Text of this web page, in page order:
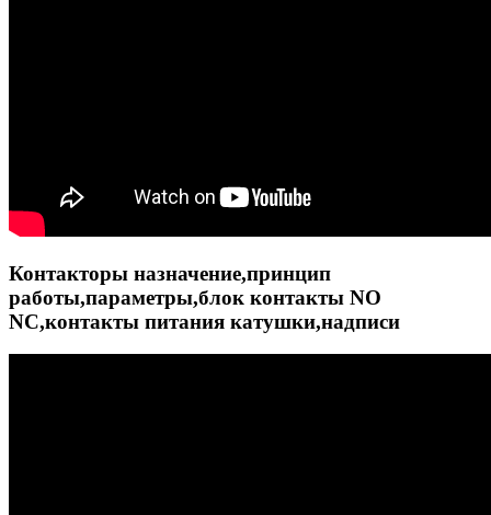
Контакторы назначение,принцип
работы,параметры,блок контакты NO
NC,контакты питания катушки,надписи